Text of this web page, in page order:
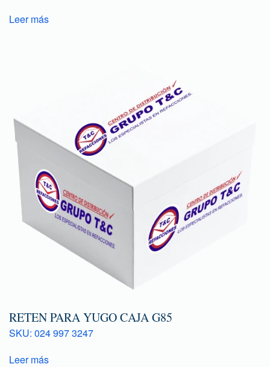
Leer más
RETEN PARA YUGO CAJA G85
SKU: 024 997 3247
Leer más